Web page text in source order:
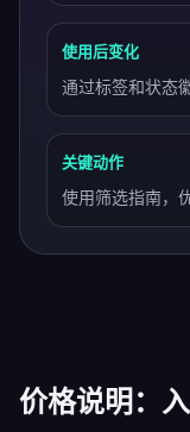
使用后变化
通过标签和状态
关键动作
使用筛选指南，
价格说明：